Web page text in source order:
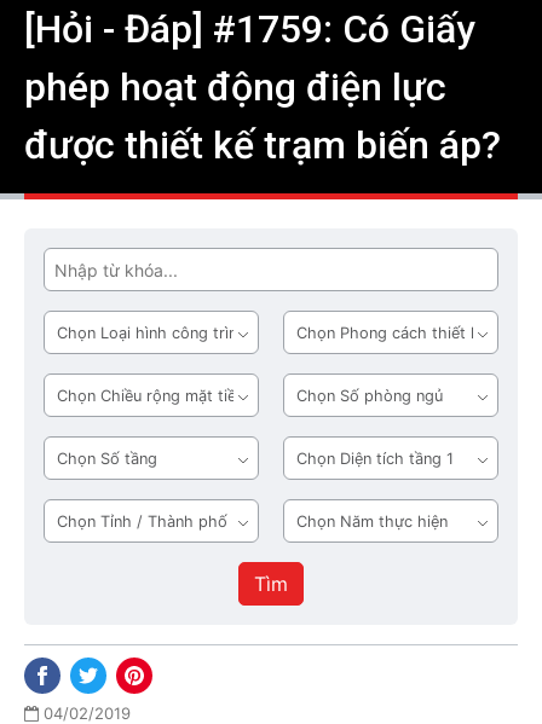
[Hỏi - Đáp] #1759: Có Giấy
phép hoạt động điện lực
được thiết kế trạm biến áp?
Tìm
Loại
hình
công
trình
Phong
cách
thiết
kế
Chiều
rộng
mặt
tiền
Số
phòng
ngủ
Số
tầng
Diện
tích
tầng
1
Tỉnh
/
Năm
thực
hiện
Tìm
04/02/2019